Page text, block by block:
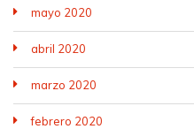
mayo 2020
abril 2020
marzo 2020
febrero 2020